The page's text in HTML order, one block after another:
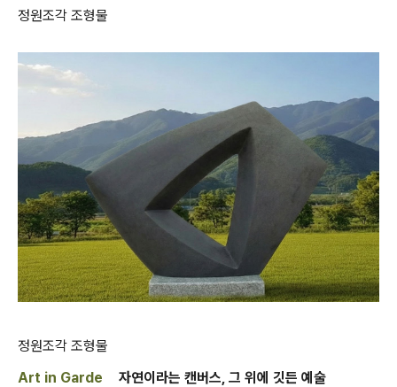
정원조각 조형물
정원조각 조형물
Art in Garde
자연이라는 캔버스, 그 위에 깃든 예술